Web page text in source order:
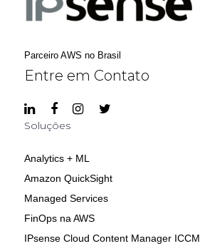
Parceiro AWS no Brasil
Entre em Contato
Soluções
Analytics + ML
Amazon QuickSight
Managed Services
FinOps na AWS
IPsense Cloud Content Manager ICCM